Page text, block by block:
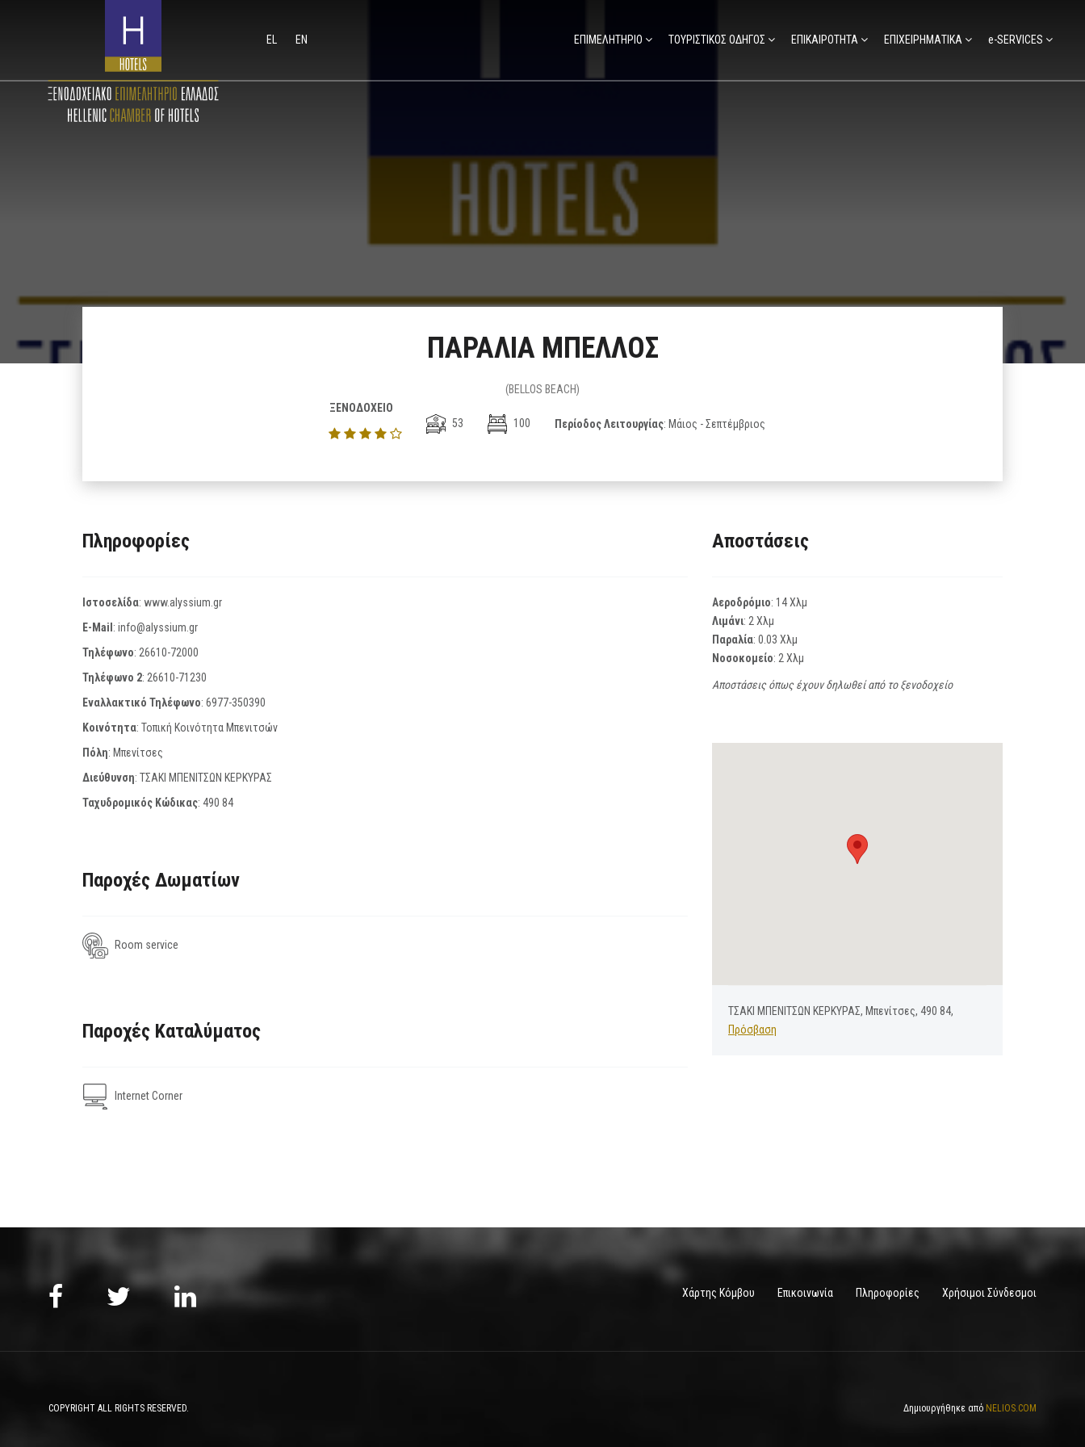
EL EN ΕΠΙΜΕΛΗΤΗΡΙΟ ΤΟΥΡΙΣΤΙΚΟΣ ΟΔΗΓΟΣ ΕΠΙΚΑΙΡΟΤΗΤΑ ΕΠΙΧΕΙΡΗΜΑΤΙΚΑ e-SERVICES
ΠΑΡΑΛΙΑ ΜΠΕΛΛΟΣ
(BELLOS BEACH)
ΞΕΝΟΔΟΧΕΙΟ
53
100 Περίοδος Λειτουργίας: Μάιος - Σεπτέμβριος
Πληροφορίες
Ιστοσελίδα: www.alyssium.gr
E-Mail : info@alyssium.gr
Τηλέφωνο: 26610-72000
Τηλέφωνο 2: 26610-71230
Εναλλακτικό Τηλέφωνο: 6977-350390
Κοινότητα: Τοπική Κοινότητα Μπενιτσών
Πόλη: Μπενίτσες
Διεύθυνση: ΤΣΑΚΙ ΜΠΕΝΙΤΣΩΝ ΚΕΡΚΥΡΑΣ
Ταχυδρομικός Κώδικας: 490 84
Παροχές Δωματίων
Room service
Παροχές Καταλύματος
Internet Corner
Αποστάσεις
Αεροδρόμιο: 14 Χλμ
Λιμάνι: 2 Χλμ
Παραλία: 0.03 Χλμ
Νοσοκομείο: 2 Χλμ
Αποστάσεις όπως έχουν δηλωθεί από το ξενοδοχείο
ΤΣΑΚΙ ΜΠΕΝΙΤΣΩΝ ΚΕΡΚΥΡΑΣ, Μπενίτσες, 490 84,
Πρόσβαση
Χάρτης Κόμβου Επικοινωνία Πληροφορίες Χρήσιμοι Σύνδεσμοι
Δημιουργήθηκε από NELIOS.COM
COPYRIGHT ALL RIGHTS RESERVED.